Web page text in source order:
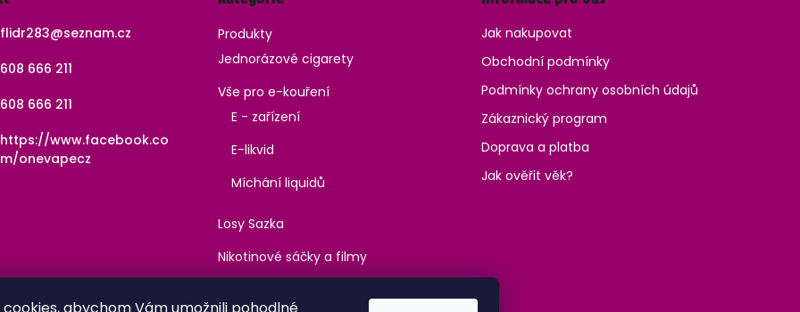
flidr283@seznam.cz
608 666 211
608 666 211
https://www.facebook.co
m/onevapecz
Produkty
Jednorázové cigarety
Vše pro e-kouření
E - zařízení
E-likvid
Míchání liquidů
Losy Sazka
Nikotinové sáčky a filmy
Jak nakupovat
Obchodní podmínky
Podmínky ochrany osobních údajů
Zákaznický program
Doprava a platba
Jak ověřit věk?